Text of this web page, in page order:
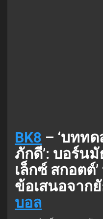
BK8 – ‘บทท
ภักดี’: บอร์นมั
เล็กซ์ สกอตต์
ข้อเสนอจาก
บอล